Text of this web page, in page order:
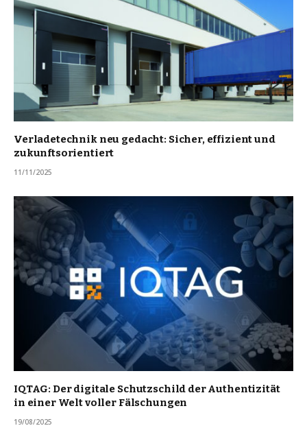
Verladetechnik neu gedacht: Sicher, effizient und
zukunftsorientiert
11/11/2025
IQTAG: Der digitale Schutzschild der Authentizität
in einer Welt voller Fälschungen
19/08/2025